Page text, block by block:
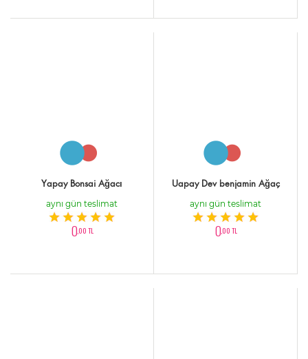
Yapay Bonsai Ağacı
aynı gün teslimat
0,00 TL
Uapay Dev benjamin Ağaç
aynı gün teslimat
0,00 TL